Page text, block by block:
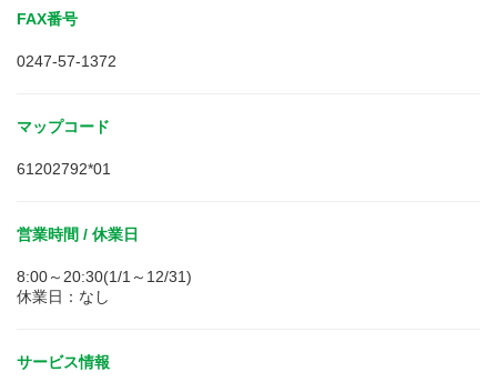
FAX番号
0247-57-1372
マップコード
61202792*01
営業時間 / 休業日
8:00～20:30(1/1～12/31)
休業日：なし
サービス情報